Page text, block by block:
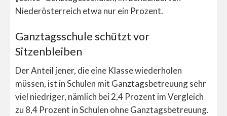
Niederösterreich etwa nur ein Prozent.
Ganztagsschule schützt vor
Sitzenbleiben
Der Anteil jener, die eine Klasse wiederholen
müssen, ist in Schulen mit Ganztagsbetreuung sehr
viel niedriger, nämlich bei 2,4 Prozent im Vergleich
zu 8,4 Prozent in Schulen ohne Ganztagsbetreuung.